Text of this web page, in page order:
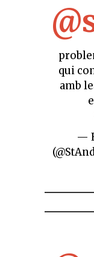
qui
amb
—